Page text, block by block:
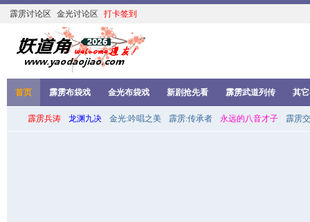
霹雳讨论区 金光讨论区 打卡签到
首页 霹雳布袋戏 金光布袋戏 新剧抢先看 霹雳武道列传 其
霹雳兵涛 龙渊九决 金光:吟唱之美 霹雳:传承者 永远的八音才子 霹雳